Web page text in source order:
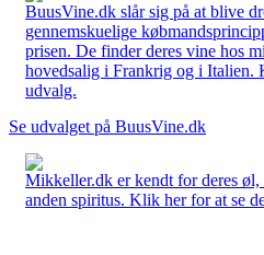
BuusVine.dk slår sig på at blive
gennemskuelige
prisen. De finder deres vine hos
hovedsalig i Frankrig og i Italien.
udvalg.
Se udvalget på BuusVine.dk
Mikkeller.dk er kendt for deres
anden spiritus. Klik her for at se